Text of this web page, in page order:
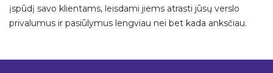
įspūdį savo klientams, leisdami jiems atrasti jūsų verslo
privalumus ir pasiūlymus lengviau nei bet kada anksčiau.